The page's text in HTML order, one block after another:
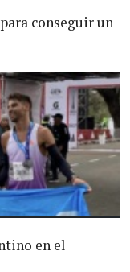
conseguir un
en el